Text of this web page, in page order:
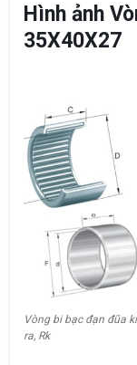
Hình ảnh
35X40X27
Vòng bi bạc đạn đũa
ra, Rk